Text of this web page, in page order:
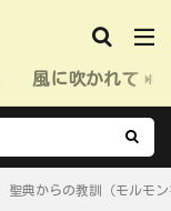
風に吹かれて（
聖典からの教訓（モルモ